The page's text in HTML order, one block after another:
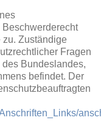
zu. Zuständige
Fragen
Bundeslandes,
befindet. Der